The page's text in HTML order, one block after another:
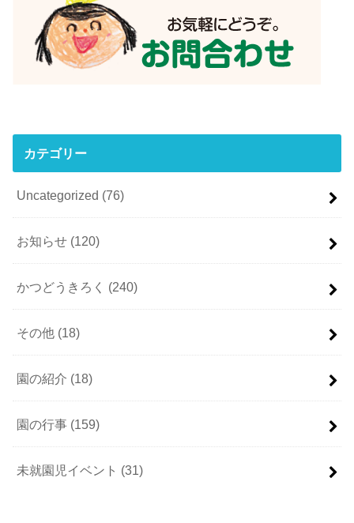
カテゴリー
Uncategorized (76)
お知らせ (120)
かつどうきろく (240)
その他 (18)
園の紹介 (18)
園の行事 (159)
未就園児イベント (31)